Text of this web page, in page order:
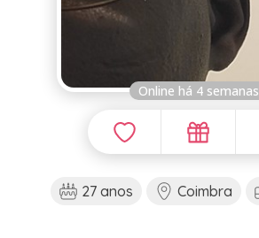
Online há 4 semanas
27 anos Coimbra